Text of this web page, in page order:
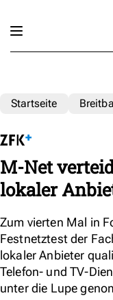
Startseite
M-Net
lokaler
Zum vierten Mal in
Festnetztest der
lokaler Anbieter
Telefon- und TV-
unter die Lupe